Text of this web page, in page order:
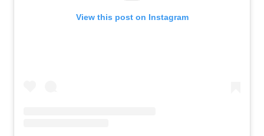
View this post on Instagram